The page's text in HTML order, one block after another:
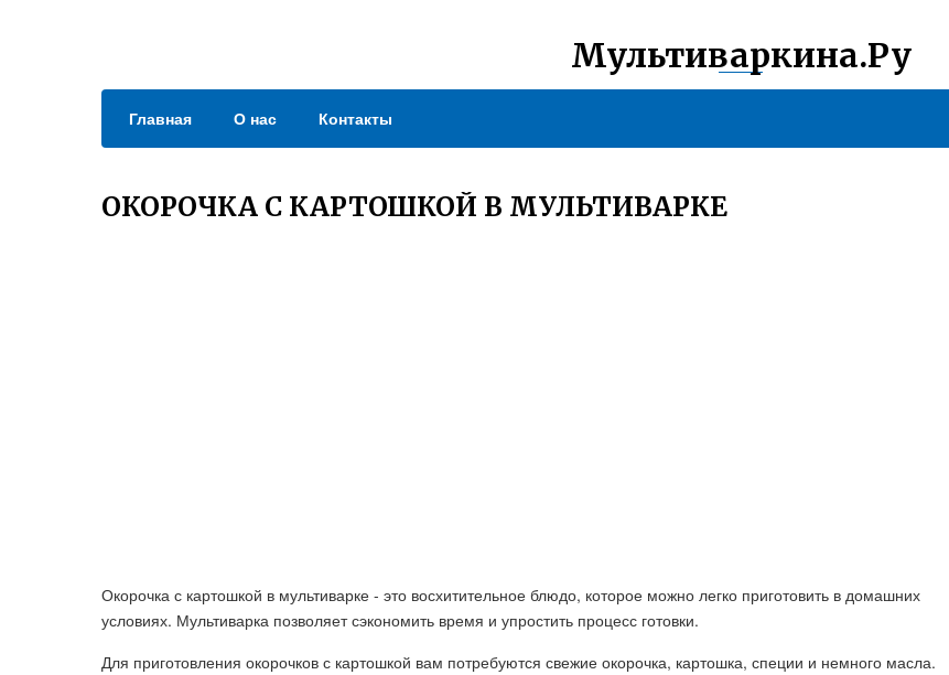
Мультиваркина.Ру
Главная О нас Контакты
ОКОРОЧКА С КАРТОШКОЙ В МУЛЬТИВАРКЕ
Окорочка с картошкой в мультиварке - это восхитительное блюдо, которое можно легко приготовить в домашних
условиях. Мультиварка позволяет сэкономить время и упростить процесс готовки.
Для приготовления окорочков с картошкой вам потребуются свежие окорочка, картошка, специи и немного масла.